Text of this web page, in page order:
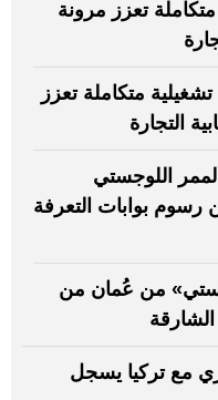
تعزز مرونة
متكاملة تعزز
التجارة
اللوجستي
بوابات التعرفة
من عُمان من
مع تركيا يسجل